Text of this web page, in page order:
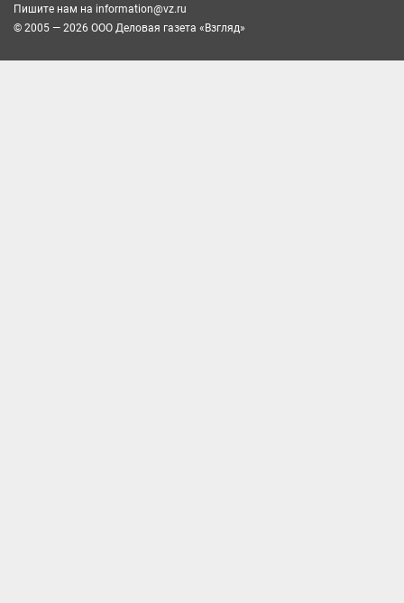
Пишите нам на information@vz.ru
© 2005 — 2026 ООО Деловая газета «Взгляд»